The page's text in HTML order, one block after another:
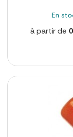
En
à partir de